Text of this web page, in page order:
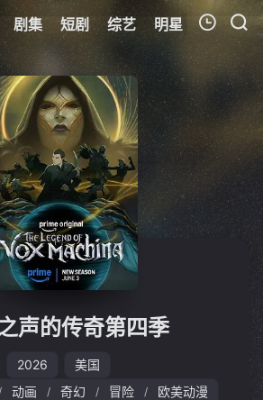
剧集 短剧 综艺 明星 周表
我的观影记录
暂无观看影片的记录
声的传奇第四季
2026
美国
动画 / 奇幻 / 冒险 / 欧美动漫